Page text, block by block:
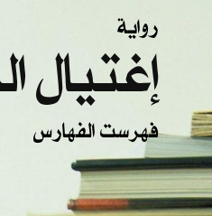
رواية
إغتيال
فهرست الفهارس